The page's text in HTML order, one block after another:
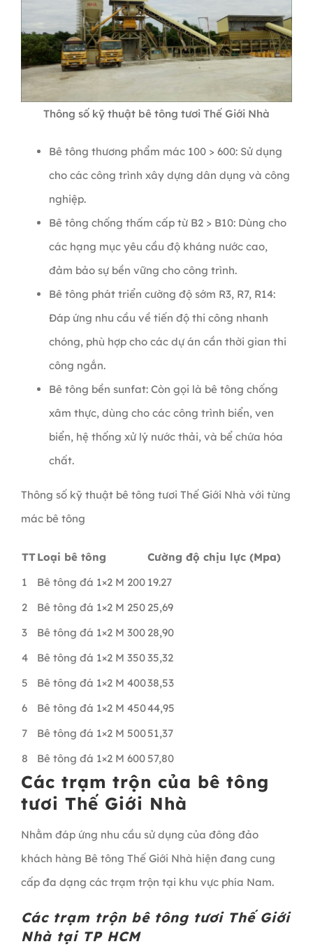
Thông số kỹ thuật bê tông tươi Thế Giới Nhà
Bê tông thương phẩm mác 100 > 600: Sử dụng
cho các công trình xây dựng dân dụng và công
nghiệp.
Bê tông chống thấm cấp từ B2 > B10: Dùng cho
các hạng mục yêu cầu độ kháng nước cao,
đảm bảo sự bền vững cho công trình.
Bê tông phát triển cường độ sớm R3, R7, R14:
Đáp ứng nhu cầu về tiến độ thi công nhanh
chóng, phù hợp cho các dự án cần thời gian thi
công ngắn.
Bê tông bền sunfat: Còn gọi là bê tông chống
xâm thực, dùng cho các công trình biển, ven
biển, hệ thống xử lý nước thải, và bể chứa hóa
chất.
Thông số kỹ thuật bê tông tươi Thế Giới Nhà với từng
mác bê tông
TTLoại bê tông
Cường độ chịu lực (Mpa)
1
Bê tông đá 1×2 M 200 19.27
2
Bê tông đá 1×2 M 250 25,69
3
Bê tông đá 1×2 M 300 28,90
4
Bê tông đá 1×2 M 35035,32
5
Bê tông đá 1×2 M 40038,53
6
Bê tông đá 1×2 M 45044,95
7
Bê tông đá 1×2 M 50051,37
8
Bê tông đá 1×2 M 60057,80
Các trạm trộn của bê tông
tươi Thế Giới Nhà
Nhằm đáp ứng nhu cầu sử dụng của đông đảo
khách hàng Bê tông Thế Giới Nhà hiện đang cung
cấp đa dạng các trạm trộn tại khu vực phía Nam.
Các trạm trộn bê tông tươi Thế Giới
Nhà tại TP HCM